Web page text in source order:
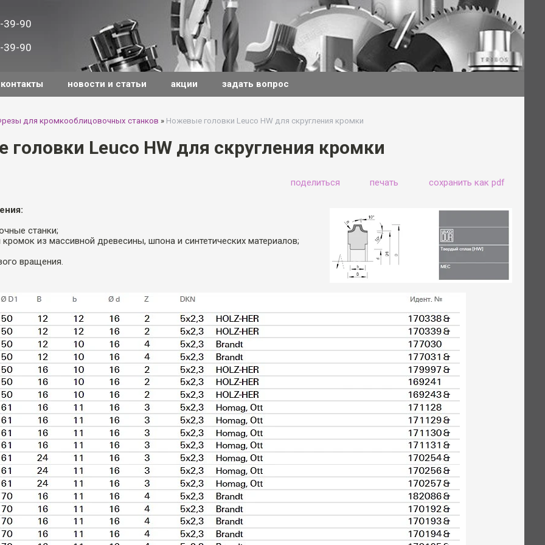
39-90
39-90
контакты новости и статьи акции задать вопрос
для кромкооблицовочных станков » Ножевые головки Leuco HW для скругления кромки
Leuco HW для скругления кромки
поделиться печать сохранить как pdf
станки;
кромок из массивной древесины, шпона и синтетических материалов;
вращения.